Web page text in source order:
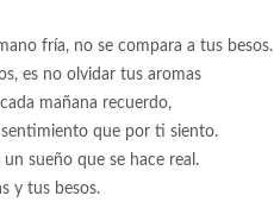
fría, no se compara a tus besos.
es no olvidar tus aromas
mañana recuerdo,
que por ti siento.
sueño que se hace real.
y tus besos.